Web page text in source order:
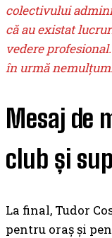
colectivului
că au existat
vedere
în urmă
Mesaj de
club și
La final, Tudor
pentru oraș și